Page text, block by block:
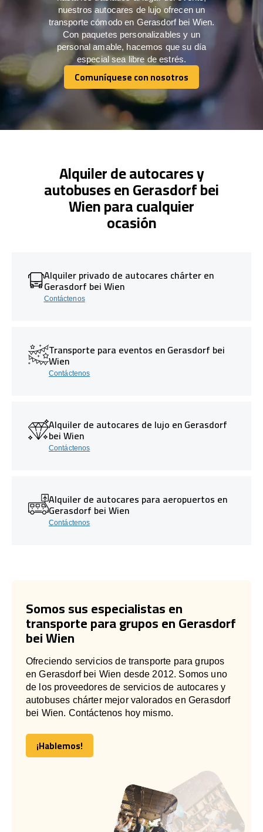
nuestros autocares de lujo ofrecen un
transporte cómodo en Gerasdorf bei Wien.
Con paquetes personalizables y un
personal amable, hacemos que su día
especial sea libre de estrés.
Comuníquese con nosotros
Comuníquese con nosotros
Alquiler de autocares y
autobuses en Gerasdorf bei
Wien para cualquier
ocasión
Alquiler privado de autocares chárter en
Gerasdorf bei Wien
Contáctenos
Transporte para eventos en Gerasdorf bei
Wien
Contáctenos
Alquiler de autocares de lujo en Gerasdorf
bei Wien
Contáctenos
Alquiler de autocares para aeropuertos en
Gerasdorf bei Wien
Contáctenos
Somos sus especialistas en
transporte para grupos en Gerasdorf
bei Wien
Ofreciendo servicios de transporte para grupos
en Gerasdorf bei Wien desde 2012. Somos uno
de los proveedores de servicios de autocares y
autobuses chárter mejor valorados en Gerasdorf
bei Wien. Contáctenos hoy mismo.
¡Hablemos!
¡Hablemos!